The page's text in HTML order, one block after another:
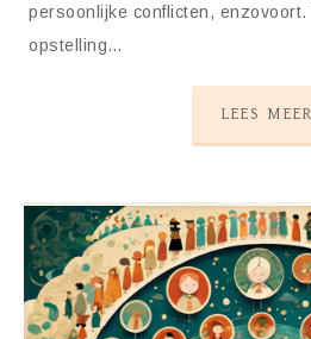
persoonlijke conflicten,
opstelling…
LEES MEER